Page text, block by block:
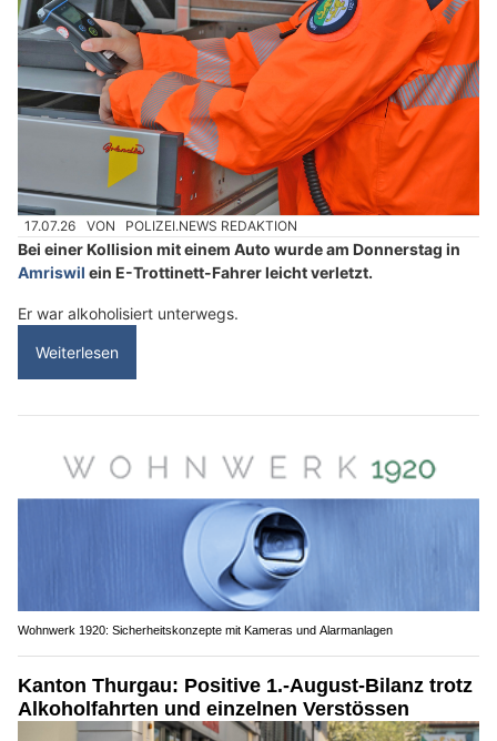
17.07.26 VON POLIZEI.NEWS REDAKTION
Bei einer Kollision mit einem Auto wurde am Donnerstag in
Amriswil ein E-Trottinett-Fahrer leicht verletzt.
Er war alkoholisiert unterwegs.
Weiterlesen
Wohnwerk 1920: Sicherheitskonzepte mit Kameras und Alarmanlagen
Kanton Thurgau: Positive 1.-August-Bilanz trotz
Alkoholfahrten und einzelnen Verstössen